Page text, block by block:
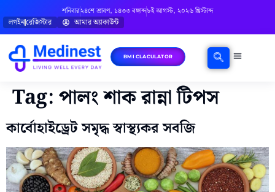
শনিবার২৪শে শ্রাবণ, ১৪৩৩ বঙ্গাব্দ৮ই আগস্ট, ২০২৬ খ্রিস্টাব্দ
লগইনরেজিস্টার আমার অ্যাকাউন্ট
BMI CLACULATOR
Tag:পালং শাক রান্না টিপস
কার্বোহাইড্রেট সমৃদ্ধ স্বাস্থ্যকর সবজি